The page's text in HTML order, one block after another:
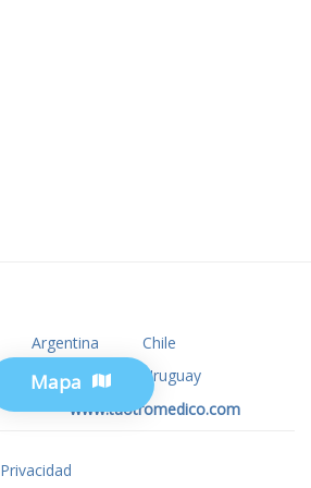
Mapa
Argentina
Chile
USA
Uruguay
www.tuotromedico.com
Privacidad